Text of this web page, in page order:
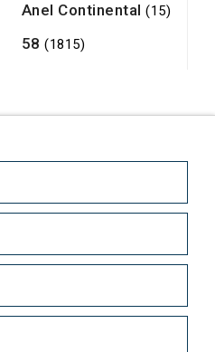
Anel Continental (15)
58 (1815)